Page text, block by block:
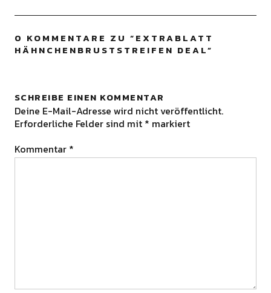
0 KOMMENTARE ZU “EXTRABLATT
HÄHNCHENBRUSTSTREIFEN DEAL”
SCHREIBE EINEN KOMMENTAR
Deine E-Mail-Adresse wird nicht veröffentlicht.
Erforderliche Felder sind mit * markiert
Kommentar *